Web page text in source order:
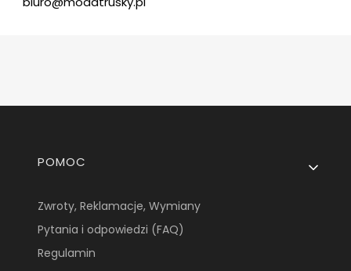
Linki w stopce
POMOC
Zwroty, Reklamacje, Wymiany
Pytania i odpowiedzi (FAQ)
Regulamin